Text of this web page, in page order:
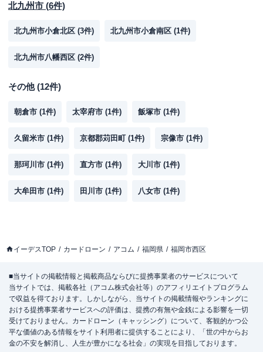
北九州市 (6件)
北九州市小倉北区 (3件) 北九州市小倉南区 (1件)
北九州市八幡西区 (2件)
その他(12件)
朝倉市 (1件) 太宰府市 (1件) 飯塚市 (1件)
久留米市 (1件) 京都郡苅田町 (1件) 宗像市 (1件)
那珂川市 (1件) 直方市 (1件) 大川市 (1件)
大牟田市 (1件) 田川市 (1件) 八女市 (1件)
イーデスTOP カードローン アコム 福岡県 福岡市西区
■当サイトの掲載情報と掲載商品ならびに提携事業者のサービスについて
当サイトでは、掲載各社（アコム株式会社等）のアフィリエイトプログラム
で収益を得ております。しかしながら、当サイトの掲載情報やランキングに
おける提携事業者サービスへの評価は、提携の有無や金銭による影響を一切
受けておりません。カードローン（キャッシング）について、客観的かつ公
平な価値のある情報をサイト利用者に提供することにより、「世の中からお
金の不安を解消し、人生が豊かになる社会」の実現を目指しております。